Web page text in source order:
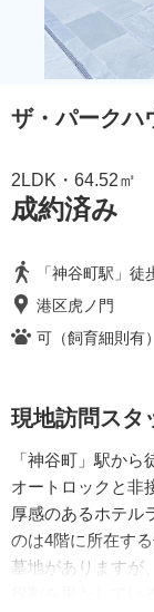
ザ・パークハ
2LDK・64.52㎡
成約済み
「神谷町駅」徒
港区虎ノ門
可（飼育細則有）
現地訪問スタ
「神谷町」駅か
オートロックと非
厚感のあるホテル
のは4階に所在す
墓地がありますが
役割を果たしてい